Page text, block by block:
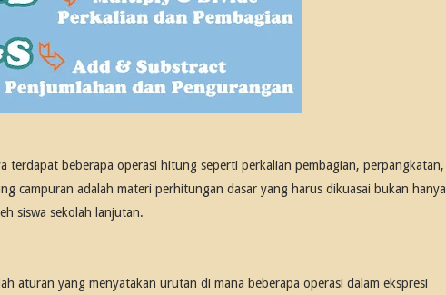
terdapat beberapa operasi hitung seperti perkalian pembagian, perpangkatan,
campuran adalah materi perhitungan dasar yang harus dikuasai bukan hanya
siswa sekolah lanjutan.
aturan yang menyatakan urutan di mana beberapa operasi dalam ekspresi